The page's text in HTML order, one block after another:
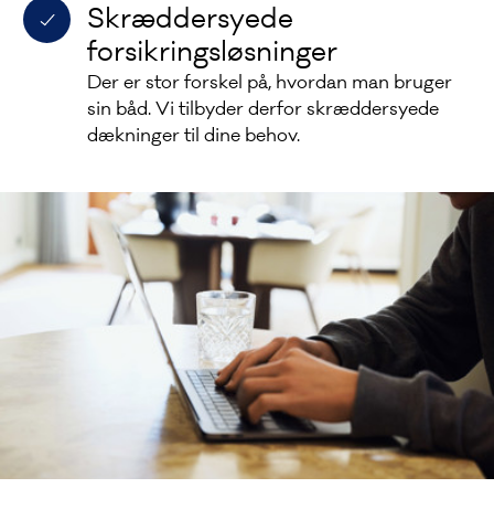
Skræddersyede
forsikringsløsninger
Der er stor forskel på, hvordan man bruger
sin båd. Vi tilbyder derfor skræddersyede
dækninger til dine behov.